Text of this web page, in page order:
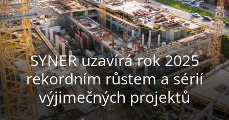
SYNER uzavírá rok 2025
rekordním růstem a sérií
výjimečných projektů